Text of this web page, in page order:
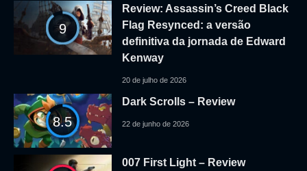
9
Review: Assassin’s Creed Black
Flag Resynced: a versão
definitiva da jornada de Edward
Kenway
20 de julho de 2026
8.5
Dark Scrolls – Review
22 de junho de 2026
007 First Light – Review